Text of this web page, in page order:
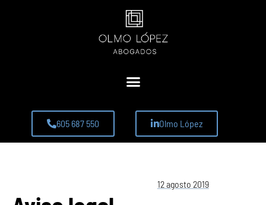
605 687 550 Olmo López
12 agosto 2019